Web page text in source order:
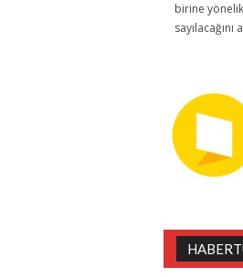
birine yönelik
sayılacağını